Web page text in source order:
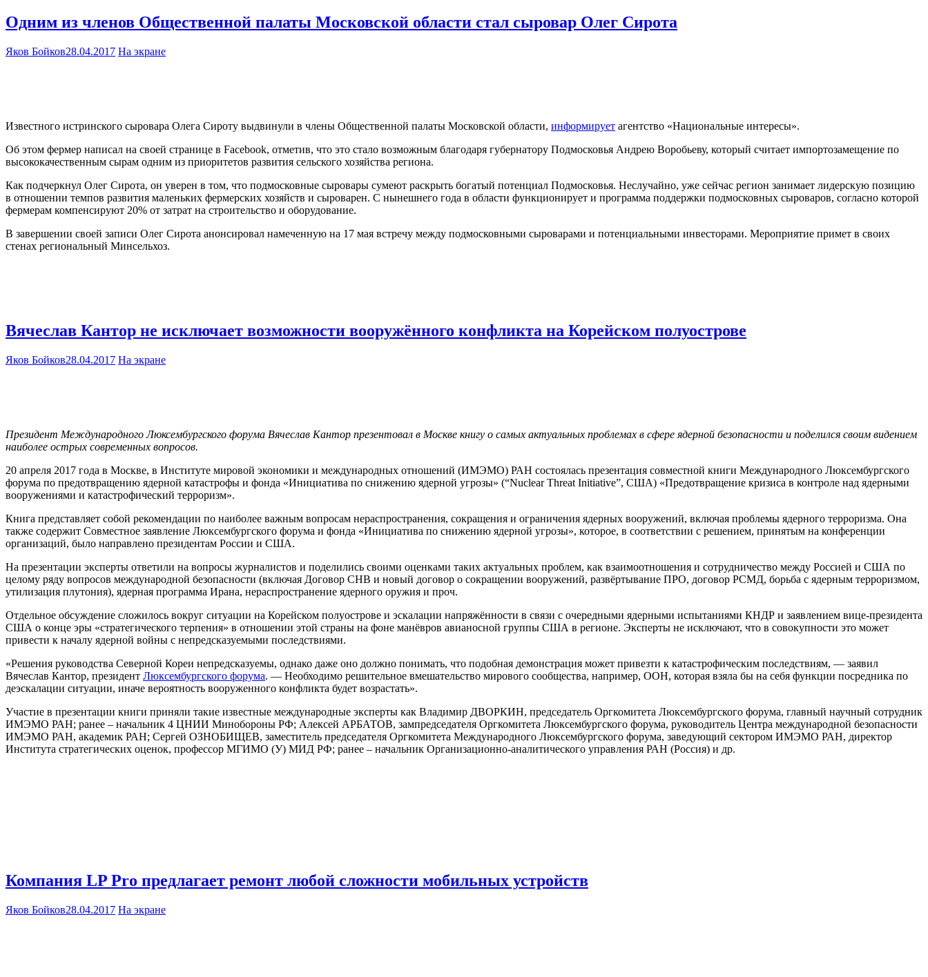
Одним из членов Общественной палаты Московской области стал сыровар Олег Сирота
Яков Бойков28.04.2017 На экране
Известного истринского сыровара Олега Сироту выдвинули в члены Общественной палаты Московской области, информирует агентство «Национальные интересы».
Об этом фермер написал на своей странице в Facebook, отметив, что это стало возможным благодаря губернатору Подмосковья Андрею Воробьеву, который считает импортозамещение по
высококачественным сырам одним из приоритетов развития сельского хозяйства региона.
Как подчеркнул Олег Сирота, он уверен в том, что подмосковные сыровары сумеют раскрыть богатый потенциал Подмосковья. Неслучайно, уже сейчас регион занимает лидерскую позицию
в отношении темпов развития маленьких фермерских хозяйств и сыроварен. С нынешнего года в области функционирует и программа поддержки подмосковных сыроваров, согласно которой
фермерам компенсируют 20% от затрат на строительство и оборудование.
В завершении своей записи Олег Сирота анонсировал намеченную на 17 мая встречу между подмосковными сыроварами и потенциальными инвесторами. Мероприятие примет в своих
стенах региональный Минсельхоз.
Вячеслав Кантор не исключает возможности вооружённого конфликта на Корейском полуострове
Яков Бойков28.04.2017 На экране
Президент Международного Люксембургского форума Вячеслав Кантор презентовал в Москве книгу о самых актуальных проблемах в сфере ядерной безопасности и поделился своим видением
наиболее острых современных вопросов.
20 апреля 2017 года в Москве, в Институте мировой экономики и международных отношений (ИМЭМО) РАН состоялась презентация совместной книги Международного Люксембургского
форума по предотвращению ядерной катастрофы и фонда «Инициатива по снижению ядерной угрозы» (“Nuclear Threat Initiative”, США) «Предотвращение кризиса в контроле над ядерными
вооружениями и катастрофический терроризм».
Книга представляет собой рекомендации по наиболее важным вопросам нераспространения, сокращения и ограничения ядерных вооружений, включая проблемы ядерного терроризма. Она
также содержит Совместное заявление Люксембургского форума и фонда «Инициатива по снижению ядерной угрозы», которое, в соответствии с решением, принятым на конференции
организаций, было направлено президентам России и США.
На презентации эксперты ответили на вопросы журналистов и поделились своими оценками таких актуальных проблем, как взаимоотношения и сотрудничество между Россией и США по
целому ряду вопросов международной безопасности (включая Договор СНВ и новый договор о сокращении вооружений, развёртывание ПРО, договор РСМД, борьба с ядерным терроризмом,
утилизация плутония), ядерная программа Ирана, нераспространение ядерного оружия и проч.
Отдельное обсуждение сложилось вокруг ситуации на Корейском полуострове и эскалации напряжённости в связи с очередными ядерными испытаниями КНДР и заявлением вице-президента
США о конце эры «стратегического терпения» в отношении этой страны на фоне манёвров авианосной группы США в регионе. Эксперты не исключают, что в совокупности это может
привести к началу ядерной войны с непредсказуемыми последствиями.
«Решения руководства Северной Кореи непредсказуемы, однако даже оно должно понимать, что подобная демонстрация может привезти к катастрофическим последствиям, — заявил
Вячеслав Кантор, президент Люксембургского форума. — Необходимо решительное вмешательство мирового сообщества, например, ООН, которая взяла бы на себя функции посредника по
деэскалации ситуации, иначе вероятность вооруженного конфликта будет возрастать».
Участие в презентации книги приняли такие известные международные эксперты как Владимир ДВОРКИН, председатель Оргкомитета Люксембургского форума, главный научный сотрудник
ИМЭМО РАН; ранее – начальник 4 ЦНИИ Минобороны РФ; Алексей АРБАТОВ, зампредседателя Оргкомитета Люксембургского форума, руководитель Центра международной безопасности
ИМЭМО РАН, академик РАН; Сергей ОЗНОБИЩЕВ, заместитель председателя Оргкомитета Международного Люксембургского форума, заведующий сектором ИМЭМО РАН, директор
Института стратегических оценок, профессор МГИМО (У) МИД РФ; ранее – начальник Организационно-аналитического управления РАН (Россия) и др.
Компания LP Pro предлагает ремонт любой сложности мобильных устройств
Яков Бойков28.04.2017 На экране